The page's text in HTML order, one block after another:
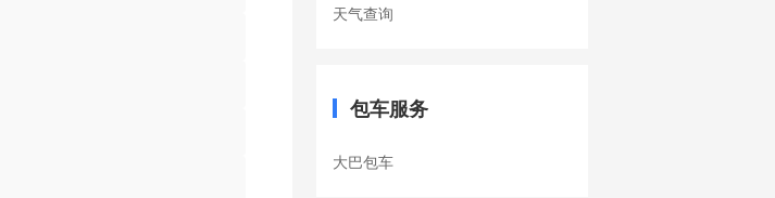
天气查询
包车服务
大巴包车